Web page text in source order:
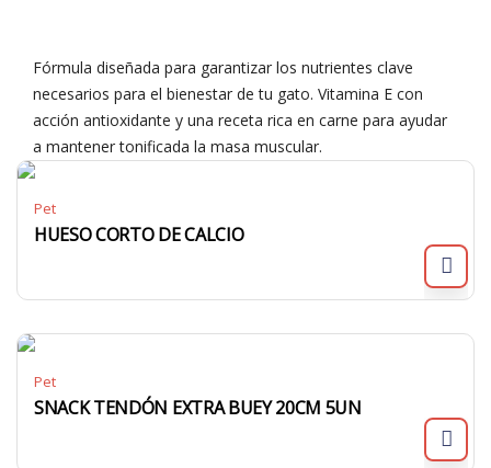
Fórmula diseñada para garantizar los nutrientes clave
necesarios para el bienestar de tu gato. Vitamina E con
acción antioxidante y una receta rica en carne para ayudar
a mantener tonificada la masa muscular.
Pet
HUESO CORTO DE CALCIO
Pet
SNACK TENDÓN EXTRA BUEY 20CM 5UN